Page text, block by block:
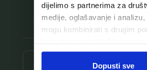
dijelimo s partnerima za
medije, oglašavanje i analizu,
mogu kombinirati s drugim
ste upotrebljavali njihove
Dopusti sve
Prijava ⟶